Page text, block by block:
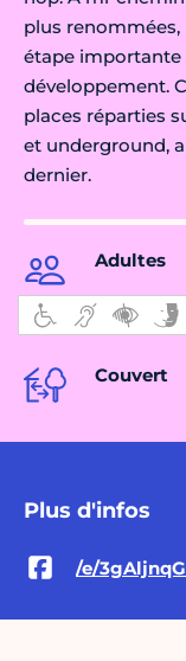
plus renommées,
étape importante
développement.
places réparties
et underground,
dernier.
Adultes
Couvert
Plus d'infos
/e/